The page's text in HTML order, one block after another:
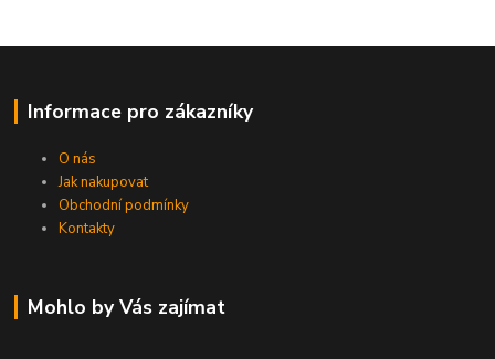
Informace pro zákazníky
O nás
Jak nakupovat
Obchodní podmínky
Kontakty
Mohlo by Vás zajímat